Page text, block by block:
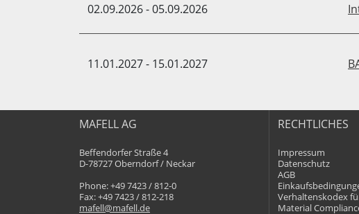
02.09.2026 - 05.09.2026
11.01.2027 - 15.01.2027
MAFELL AG
Beffendorfer Straße 4
D-78727 Oberndorf / Neckar
Phone: +49 7423 / 812-0
Fax: +49 7423 / 812-218
mafell@mafell.de
RECHTLICHES
Impressum
Datenschutz
AGB
Verhaltenskodex
Material